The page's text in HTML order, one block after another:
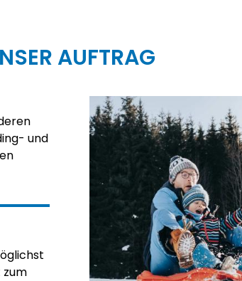
AUFTRAG
und
zum